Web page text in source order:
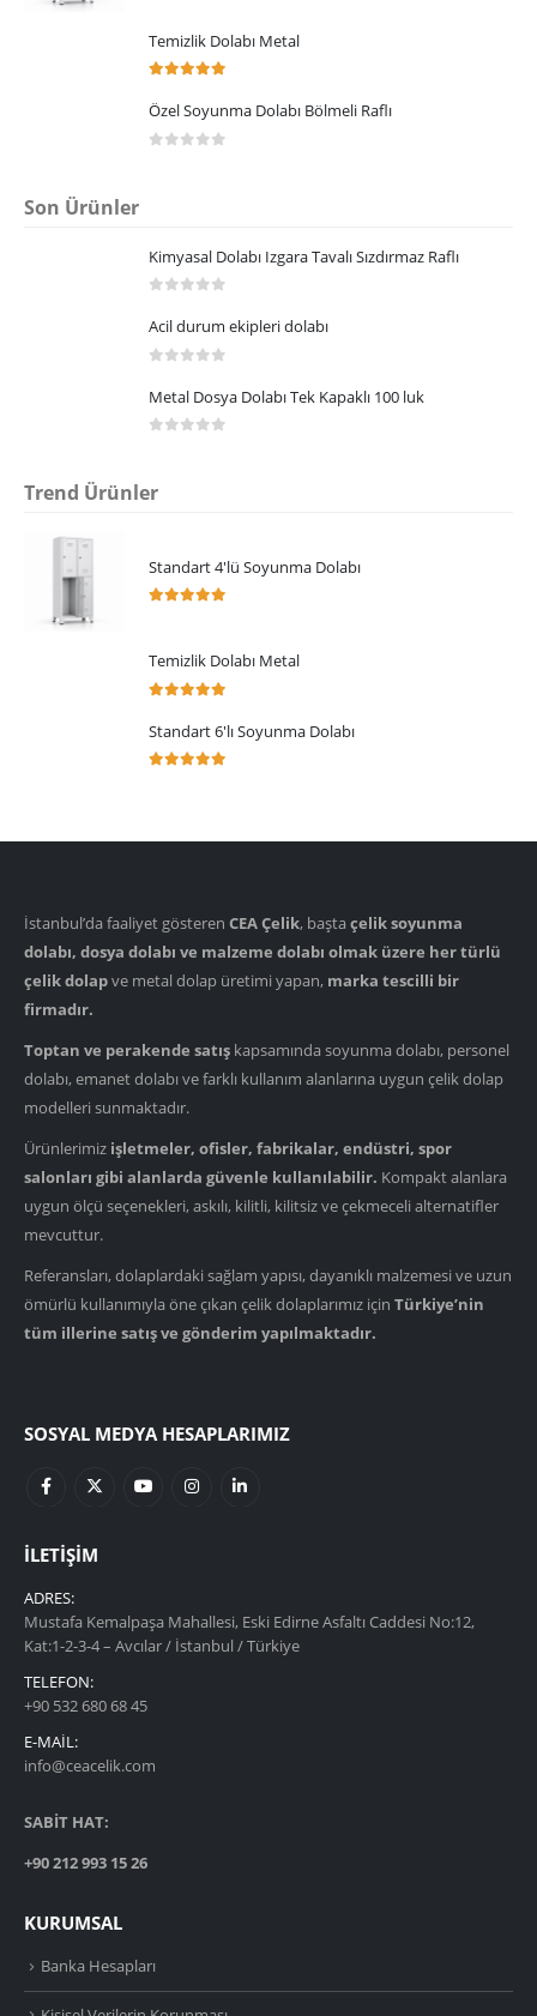
Temizlik Dolabı Metal
Özel Soyunma Dolabı Bölmeli Raflı
Son Ürünler
Kimyasal Dolabı Izgara Tavalı Sızdırmaz Raflı
Acil durum ekipleri dolabı
Metal Dosya Dolabı Tek Kapaklı 100 luk
Trend Ürünler
Standart 4'lü Soyunma Dolabı
Temizlik Dolabı Metal
Standart 6'lı Soyunma Dolabı
İstanbul’da faaliyet gösteren CEA Çelik, başta çelik soyunma
dolabı, dosya dolabı ve malzeme dolabı olmak üzere her türlü
çelik dolapve metal dolap üretimi yapan, marka tescilli bir
firmadır.
Toptan ve perakende satış kapsamında soyunma dolabı, personel
dolabı, emanet dolabı ve farklı kullanım alanlarına uygun çelik dolap
modelleri sunmaktadır.
Ürünlerimiz işletmeler, ofisler, fabrikalar, endüstri, spor
salonları gibi alanlarda güvenle kullanılabilir. Kompakt alanlara
uygun ölçü seçenekleri, askılı, kilitli, kilitsiz ve çekmeceli alternatifler
mevcuttur.
Referansları, dolaplardaki sağlam yapısı, dayanıklı malzemesi ve uzun
ömürlü kullanımıyla öne çıkan çelik dolaplarımız için Türkiye’nin
tüm illerine satış ve gönderim yapılmaktadır.
SOSYAL MEDYA HESAPLARIMIZ
İLETIŞIM
ADRES:
Mustafa Kemalpaşa Mahallesi, Eski Edirne Asfaltı Caddesi No:12,
Kat:1-2-3-4 – Avcılar / İstanbul / Türkiye
TELEFON:
+90 532 680 68 45
E-MAIL:
info@ceacelik.com
SABİT HAT:
+90 212 993 15 26
KURUMSAL
Banka Hesapları